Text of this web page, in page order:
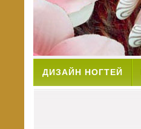
ДИЗАЙН НОГТЕЙ